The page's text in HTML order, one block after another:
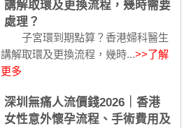
講解取環及更換流程，幾時需要
處理？
子宮環到期點算？香港婦科醫生
講解取環及更換流程，幾時...>>了解
更多
深圳無痛人流價錢2026｜香港
女性意外懷孕流程、手術費用及